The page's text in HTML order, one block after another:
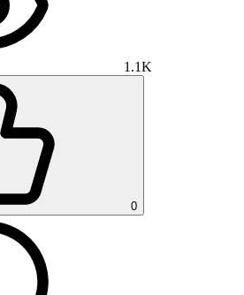
1.1K
0